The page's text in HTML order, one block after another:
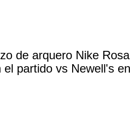
de arquero Nike
el partido vs Newell's